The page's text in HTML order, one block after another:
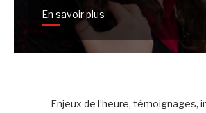
En savoir plus
Enjeux de l’heure, témoignages,